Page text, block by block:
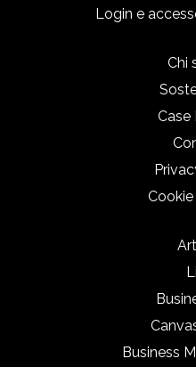
Login e
Chi
Case
Business